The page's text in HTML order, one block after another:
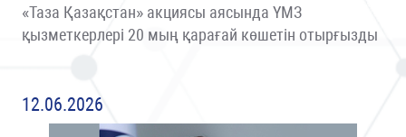
«Таза Қазақстан» акциясы аясында ҮМЗ
қызметкерлері 20 мың қарағай көшетін отырғызды
12.06.2026